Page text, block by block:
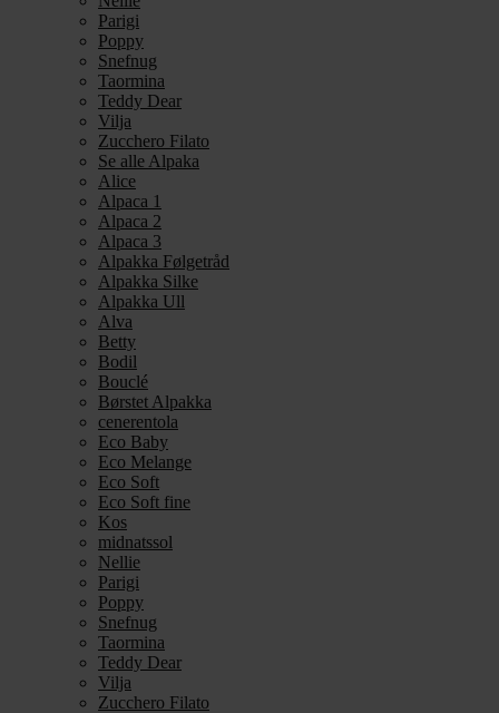
Parigi
Poppy
Snefnug
Taormina
Teddy Dear
Vilja
Zucchero Filato
Se alle Alpaka
Alice
Alpaca 1
Alpaca 2
Alpaca 3
Alpakka Følgetråd
Alpakka Silke
Alpakka Ull
Alva
Betty
Bodil
Bouclé
Børstet Alpakka
cenerentola
Eco Baby
Eco Melange
Eco Soft
Eco Soft fine
Kos
midnatssol
Nellie
Parigi
Poppy
Snefnug
Taormina
Teddy Dear
Vilja
Zucchero Filato